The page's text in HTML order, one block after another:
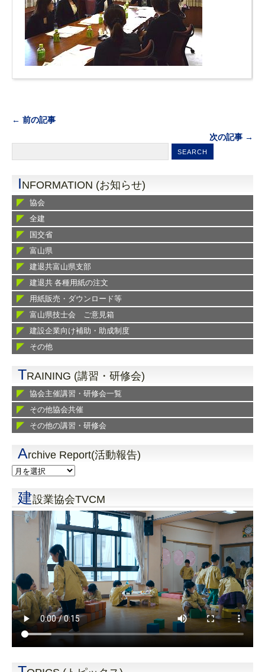
← 前の記事
次の記事 →
INFORMATION (お知らせ)
協会
全建
国交省
富山県
建退共富山県支部
建退共 各種用紙の注文
用紙販売・ダウンロード等
富山県技士会 ご意見箱
建設企業向け補助・助成制度
その他
TRAINING (講習・研修会)
協会主催講習・研修会一覧
その他協会共催
その他の講習・研修会
Archive Report(活動報告)
建設業協会TVCM